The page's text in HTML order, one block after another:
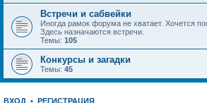
Встречи и сабвейки
Иногда рамок форума не хватает. Хочется
Здесь назначаются встречи.
Темы: 105
Конкурсы и загадки
Темы: 45
ВХОД • РЕГИСТРАЦИЯ